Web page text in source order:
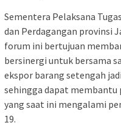
Sementera Pelaksana
dan Perdagangan provinsi
forum ini bertujuan
bersinergi untuk bersama
ekspor barang setengah
sehingga dapat
yang saat ini mengalami
19.